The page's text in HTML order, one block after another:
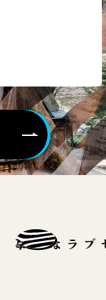
ゼブラな記事